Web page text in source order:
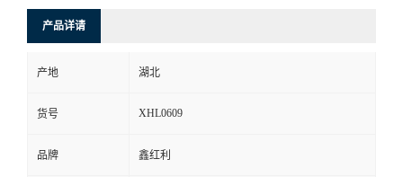
产品详请
产地 湖北
货号 XHL0609
品牌 鑫红利